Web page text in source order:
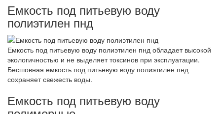
Емкость под питьевую воду
полиэтилен пнд
Емкость под питьевую воду полиэтилен пнд обладает высокой
экологичностью и не выделяет токсинов при эксплуатации.
Бесшовная емкость под питьевую воду полиэтилен пнд
сохраняет свежесть воды.
Емкость под питьевую воду